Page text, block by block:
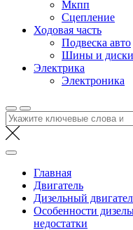
Мкпп
Сцепление
Ходовая часть
Подвеска авто
Шины и диски
Электрика
Электроника
Найти:
Главная
Двигатель
Дизельный
Особенности
недостатки